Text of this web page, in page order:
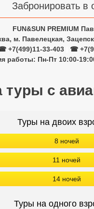
Забронировать в
FUN&SUN PREMIUM
м. Павелецкая,
+7(499)11-33-403
☎
работы: Пн-Пт 10:00-
туры с
Туры на двоих
8 ночей
11 ночей
14 ночей
Туры на одного